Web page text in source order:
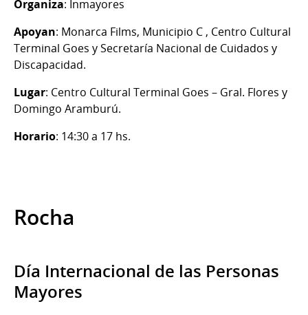
Organiza: Inmayores
Apoyan: Monarca Films, Municipio C , Centro Cultural
Terminal Goes y Secretaría Nacional de Cuidados y
Discapacidad.
Lugar: Centro Cultural Terminal Goes – Gral. Flores y
Domingo Aramburú.
Horario: 14:30 a 17 hs.
Rocha
Día Internacional de las Personas
Mayores